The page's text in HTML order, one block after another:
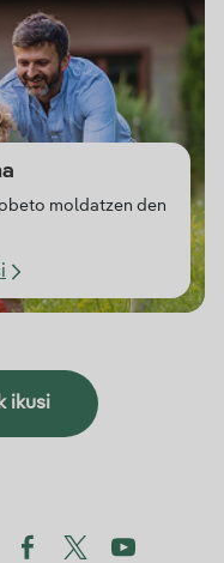
moldatzen den
ikusi